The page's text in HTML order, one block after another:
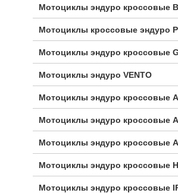
Мотоциклы эндуро кроссовые
Мотоциклы кроссовые эндуро
Мотоциклы эндуро кроссовые
Мотоциклы эндуро VENTO
Мотоциклы эндуро кроссовые
Мотоциклы эндуро кроссовые
Мотоциклы эндуро кроссовые
Мотоциклы эндуро кроссовые
Мотоциклы эндуро кроссовые